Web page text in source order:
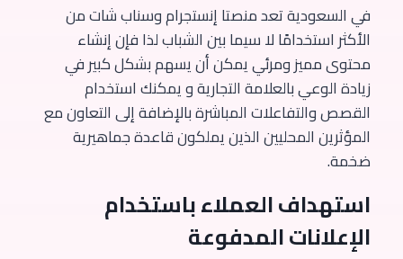
في السعودية تعد منصتا إنستجرام وسناب شات من
الأكثر استخدامًا لا سيما بين الشباب لذا فإن إنشاء
محتوى مميز ومرئي يمكن أن يسهم بشكل كبير في
زيادة الوعي بالعلامة التجارية و يمكنك استخدام
القصص والتفاعلات المباشرة بالإضافة إلى التعاون مع
المؤثرين المحليين الذين يملكون قاعدة جماهيرية
ضخمة.
استهداف العملاء باستخدام
الإعلانات المدفوعة